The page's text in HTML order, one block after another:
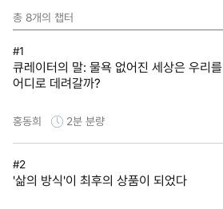
총 8개의 챕터
#1
큐레이터의 말: 물욕 없어진 세상은 우리를
어디로 데려갈까?
홍동희 2분 분량
#2
'삶의 방식'이 최후의 상품이 되었다